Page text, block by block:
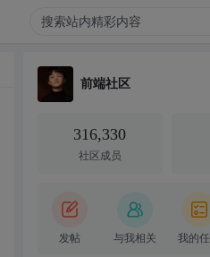
前端社区
316,330
社区成员
发帖 与我相关 我的